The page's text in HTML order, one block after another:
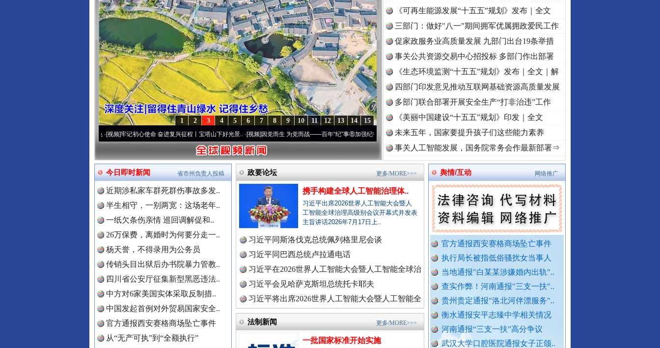
15
14
13
12
11
10
9
8
7
6
5
4
3
2
1
牢记初心使命 奋进复兴征程丨宝塔山下好光景..·[视频]因党而生 为党而战——百年“纪”事⑧加强纪律..·[视频]牢记初心使命 奋进复兴征程丨“转折之城”激荡..·[视频]牢记初心使命 奋进复兴征程丨红船起航处 潮起..
《可再生能源发展“十五五”规划》发布｜全文
三部门：做好"八一"期间拥军优属拥政爱民工作
促家政服务业高质量发展 九部门出台19条举措
事关公共资源交易中心招投标 多部门作出部署
《生态环境监测“十五五”规划》发布｜全文｜解
读
四部门印发意见推动互联网基础资源高质量发展
多部门联合部署开展安全生产“打非治违”工作
《美丽中国建设“十五五”规划》印发｜全文
未来五年，国家要提升孩子们这些能力素养
事关人工智能发展，国务院常务会作最新部署⇒
舆情/互动
官方通报西安赛格商场坠亡事件
执行局长被指低俗骚扰女当事人
当地通报"白某某涉嫌婚内出轨"..
查实作弊！河南通报"三支一扶"..
贵州贵定通报"洛北河伴漂服务"..
衡水通报安平志臻中学相关情况
河南通报“三支一扶”高分争议
武汉大学口腔医院通报女子正颌..
官方通报西安赛格商场坠亡事件
执行局长被指低俗骚扰女当事人
当地通报"白某某涉嫌婚内出轨"..
网络推广
今日即时新闻
近期涉私家车群死群伤事故多发..
半生相守，一别两宽：这场老年..
一纸欠条伤亲情 巡回调解促和..
26万保费，离婚时为何要分走一..
杨天誉，不得录用为公务员
传销头目出狱后办书院暴力管教..
四川省公安厅征集新型黑恶违法..
中方对6家美国实体采取反制措..
中国发起首例对外贸易国家安全..
官方通报西安赛格商场坠亡事件
从“无产可执”到“全额执行”
省市州负责人投稿 政要论坛
携手构建全球人工智能治理体..
习近平出席2026世界人工智能大会暨人
工智能全球治理高级别会议开幕式并发表
主旨讲话2026年7月17日上..
习近平同斯洛伐克总统佩列格里尼会谈
习近平同巴西总统卢拉通电话
习近平在2026世界人工智能大会暨人工智能全球治
理高级..
习近平会见哈萨克斯坦总统托卡耶夫
习近平将出席2026世界人工智能大会暨人工智能全
球治理..
更多/MORE>>>
法制新闻
一批国家标准开始实施
更多/MORE>>>
“后车司机肯定在骂我” 全民健身五年计划来了！等你上场 外交部发布重磅视频